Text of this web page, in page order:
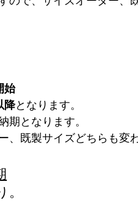
始
降となります。
期となります。
既製サイズどちらも変